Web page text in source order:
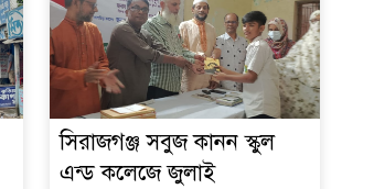
সিরাজগঞ্জ সবুজ কানন স্কুল
এন্ড কলেজে জুলাই